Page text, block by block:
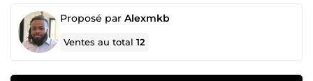
Proposé par Alexmkb
Ventes au total12